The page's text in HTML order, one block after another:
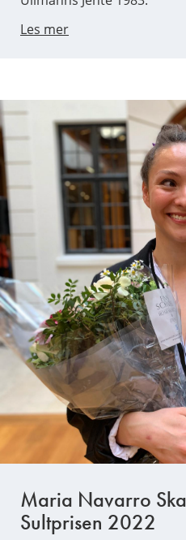
Les mer
Maria Navarro
Sultprisen 2022